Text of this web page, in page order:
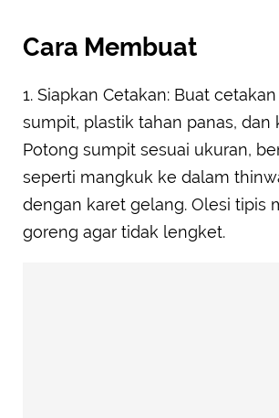
Cara Membuat
1. Siapkan Cetakan: Buat
sumpit, plastik tahan panas, dan
Potong sumpit sesuai ukuran,
seperti mangkuk ke dalam
dengan karet gelang. Olesi tipis
goreng agar tidak lengket.